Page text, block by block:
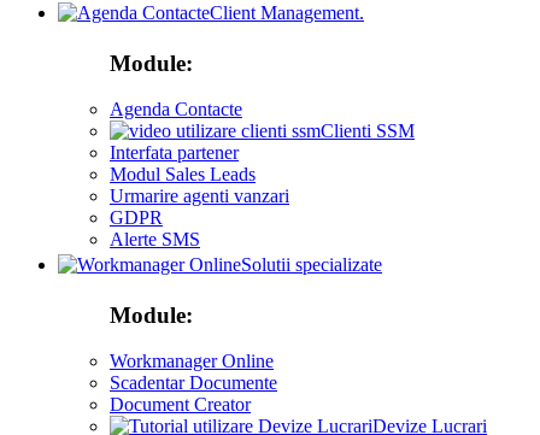
Client Management.
Module:
Agenda Contacte
Clienti SSM
Interfata partener
Modul Sales Leads
Urmarire agenti vanzari
GDPR
Alerte SMS
Solutii specializate
Module:
Workmanager Online
Scadentar Documente
Document Creator
Devize Lucrari